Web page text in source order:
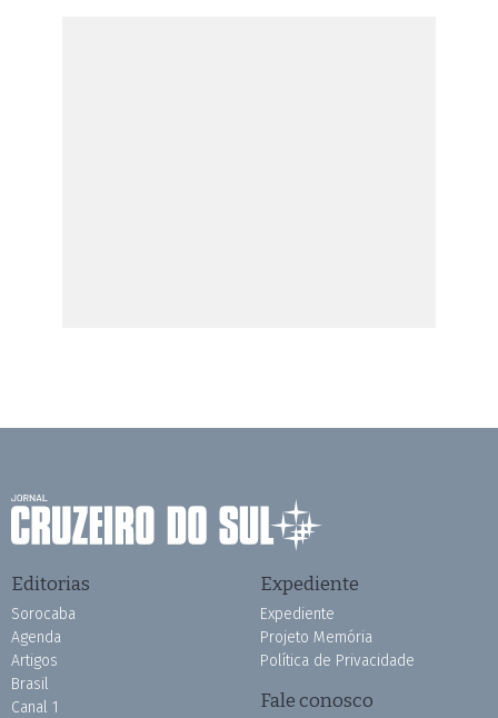
Editorias
Sorocaba
Agenda
Artigos
Brasil
Canal 1
Expediente
Expediente
Projeto Memória
Política de Privacidade
Fale conosco